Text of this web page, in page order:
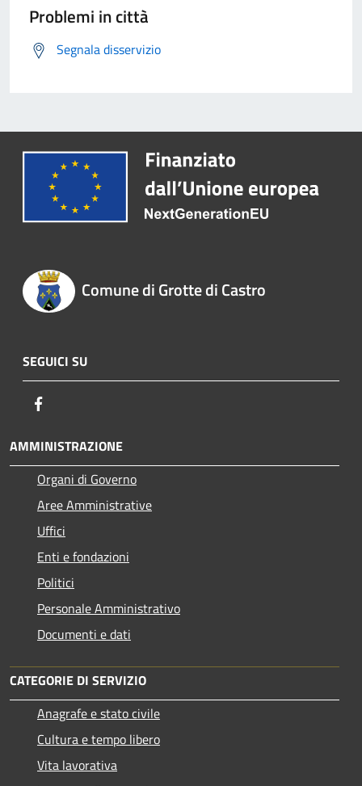
Problemi in città
Segnala disservizio
Comune di Grotte di Castro
SEGUICI SU
AMMINISTRAZIONE
Organi di Governo
Aree Amministrative
Uffici
Enti e fondazioni
Politici
Personale Amministrativo
Documenti e dati
CATEGORIE DI SERVIZIO
Anagrafe e stato civile
Cultura e tempo libero
Vita lavorativa